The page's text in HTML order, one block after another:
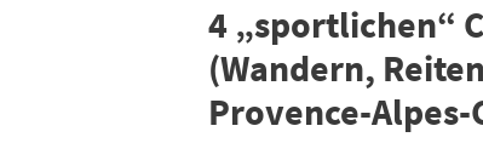
4 „sportlichen“
(Wandern,
Provence-Alpes-